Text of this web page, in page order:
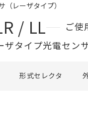
（レーザタイプ）
/ LL
ご使
ザタイプ光電セン
形式セレクタ